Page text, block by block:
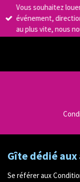
Passer
au
contenu
Vous souhaitez
événement,
au plus vite, nous
Gîte dédié aux
Se référer aux